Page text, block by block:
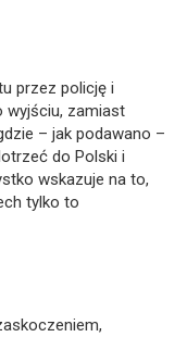
przez policję i
wyjściu, zamiast
– jak podawano –
do Polski i
wskazuje na to,
tylko to